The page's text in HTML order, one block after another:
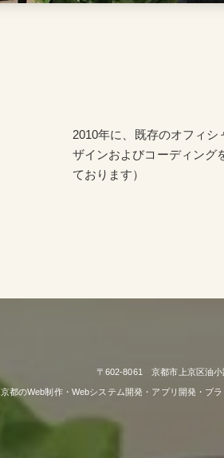
2010年に、既存のオフィ
ザインおよびコーディング
ております）
〒602-8061 京都市上京区油
京都のWeb制作・Webシステム開発・アプリ開発・ブ